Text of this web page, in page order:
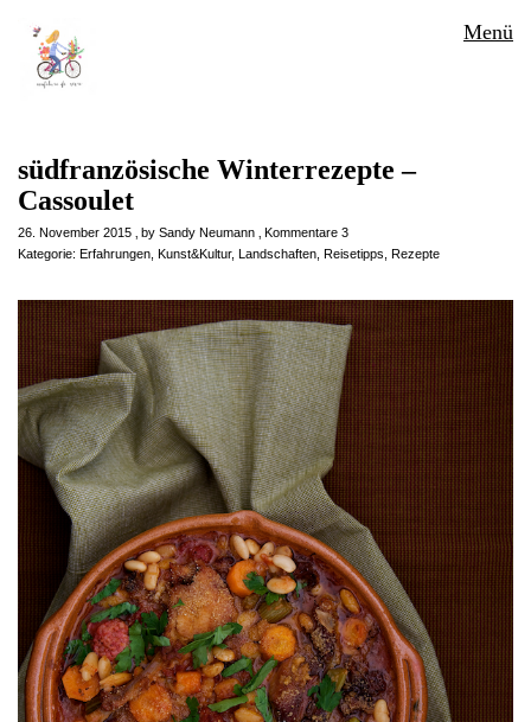
Menü
südfranzösische Winterrezepte –
Cassoulet
26. November 2015 by Sandy Neumann
Kommentare 3
Kategorie: Erfahrungen Kunst&Kultur, Landschaften Reisetipps Rezepte